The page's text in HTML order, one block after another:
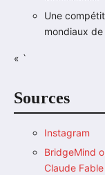
Une
mondiaux de
« `
Sources
Instagram
BridgeMind
Claude